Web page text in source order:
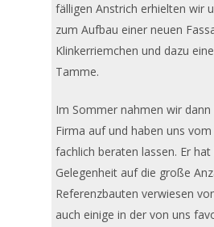
fälligen Anstrich erhielten wir
zum Aufbau einer neuen
Klinkerriemchen und dazu
Tamme.
Im Sommer nahmen wir
Firma auf und haben uns
fachlich beraten lassen. Er
Gelegenheit auf die große
Referenzbauten verwiesen
auch einige in der von uns